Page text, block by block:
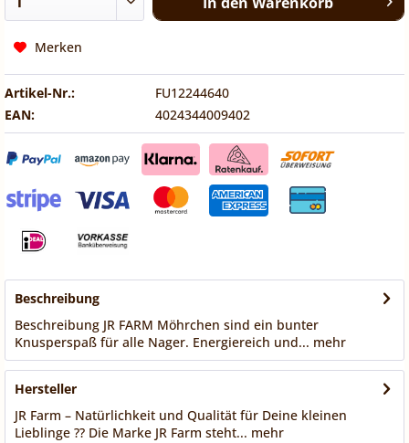
Merken
Artikel-Nr.:
FU12244640
EAN:
4024344009402
Beschreibung
Beschreibung JR FARM Möhrchen sind ein bunter
Knusperspaß für alle Nager. Energiereich und... mehr
Hersteller
JR Farm – Natürlichkeit und Qualität für Deine kleinen
Lieblinge ?? Die Marke JR Farm steht... mehr